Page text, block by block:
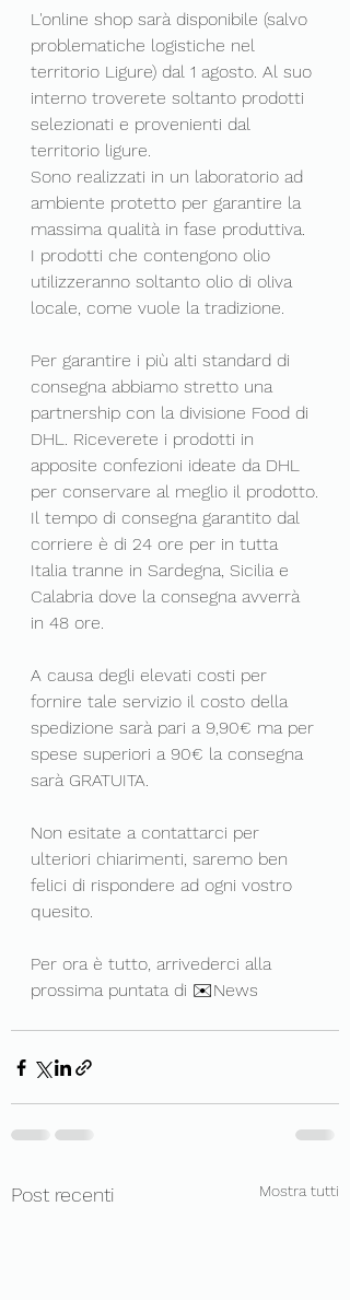
L'online shop sarà disponibile (salvo
problematiche logistiche nel
territorio Ligure) dal 1 agosto. Al suo
interno troverete soltanto prodotti
selezionati e provenienti dal
territorio ligure.
Sono realizzati in un laboratorio ad
ambiente protetto per garantire la
massima qualità in fase produttiva.
I prodotti che contengono olio
utilizzeranno soltanto olio di oliva
locale, come vuole la tradizione.
Per garantire i più alti standard di
consegna abbiamo stretto una
partnership con la divisione Food di
DHL. Riceverete i prodotti in
apposite confezioni ideate da DHL
per conservare al meglio il prodotto.
Il tempo di consegna garantito dal
corriere è di 24 ore per in tutta
Italia tranne in Sardegna, Sicilia e
Calabria dove la consegna avverrà
in 48 ore.
A causa degli elevati costi per
fornire tale servizio il costo della
spedizione sarà pari a 9,90€ ma per
spese superiori a 90€ la consegna
sarà GRATUITA.
Non esitate a contattarci per
ulteriori chiarimenti, saremo ben
felici di rispondere ad ogni vostro
quesito.
Per ora è tutto, arrivederci alla
prossima puntata di ✉️News
Post recenti Mostra tutti